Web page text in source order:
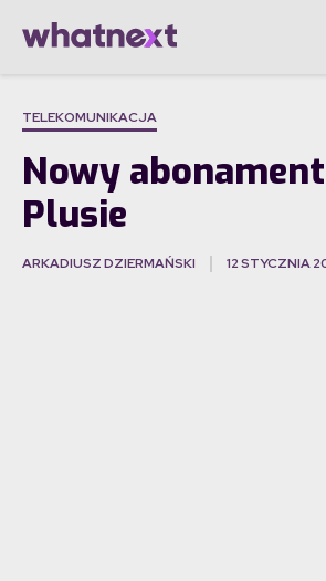
TELEKOMUNIKACJA
Nowy
Plusie
ARKADIUSZ DZIERMAŃSKI 12 STYCZNIA